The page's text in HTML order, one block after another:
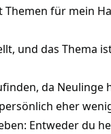
für mein
und das Thema
da
eher
Entweder du